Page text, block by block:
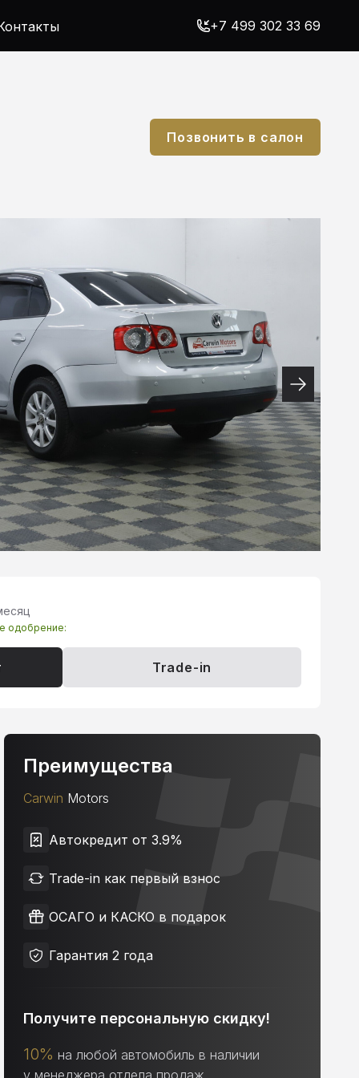
+7 499 302 33 69
Позвонить в салон
одобрение:
Trade-in
Преимущества
Carwin Motors
Автокредит от 3.9%
Trade-in как первый взнос
ОСАГО и КАСКО в подарок
Гарантия 2 года
Получите персональную скидку!
10% на любой автомобиль в наличии
у менеджера отдела продаж